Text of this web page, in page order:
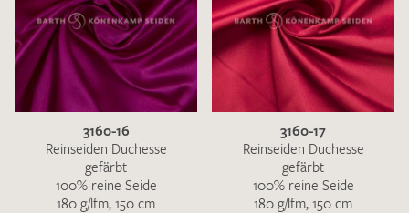
3160-16
Reinseiden Duchesse
gefärbt
100% reine Seide
180 g/lfm, 150 cm
3160-17
Reinseiden Duchesse
gefärbt
100% reine Seide
180 g/lfm, 150 cm